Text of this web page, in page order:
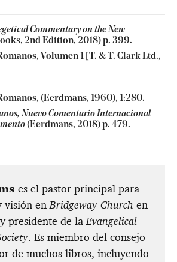
Commentary on the New
2nd Edition, 2018) p. 399.
Volumen 1 [T. & T. Clark Ltd.,
(Eerdmans, 1960), 1:280.
Nuevo Comentario Internacional
(Eerdmans, 2018) p. 479.
es el pastor principal para
visión enBridgeway Church en
presidente de laEvangelical
. Es miembro del consejo
de muchos libros, incluyendo